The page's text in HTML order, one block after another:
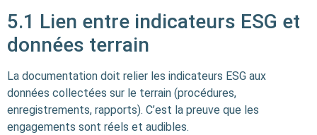
5.1 Lien entre indicateurs ESG et
données terrain
La documentation doit relier les indicateurs ESG aux
données collectées sur le terrain (procédures,
enregistrements, rapports). C’est la preuve que les
engagements sont réels et audibles.